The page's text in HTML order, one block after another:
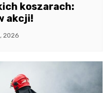
koszarach:
akcji!
2026